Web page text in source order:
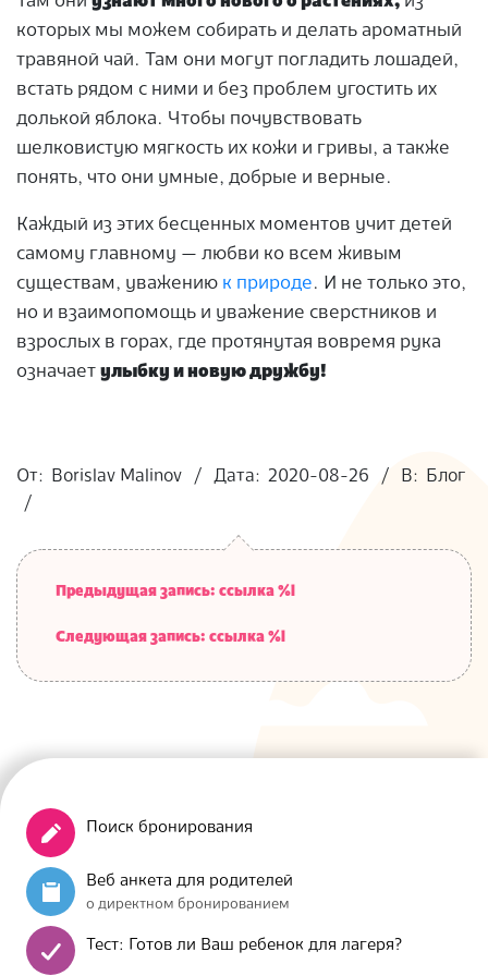
которых мы можем собирать и делать ароматный
травяной чай. Там они могут погладить лошадей,
встать рядом с ними и без проблем угостить их
долькой яблока. Чтобы почувствовать
шелковистую мягкость их кожи и гривы, а также
понять, что они умные, добрые и верные.
Каждый из этих бесценных моментов учит детей
самому главному — любви ко всем живым
существам, уважению к природе. И не только это,
но и взаимопомощь и уважение сверстников и
взрослых в горах, где протянутая вовремя рука
означает улыбку и новую дружбу!
08-
26
От: Borislav Malinov Дата: 2020-08-26 В: Блог
Предыдущая запись: ссылка %l
Следующая запись: ссылка %l
Поиск бронирования
Веб анкета для родителей
о директном бронированием
Тест: Готов ли Ваш ребенок для лагеря?